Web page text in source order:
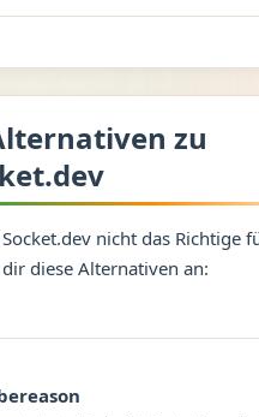
zu
nicht das Richtige
diese Alternativen an: